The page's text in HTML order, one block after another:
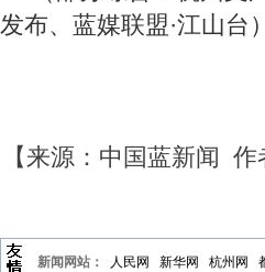
发布、蓝媒联盟·江山台）
【来源：中国蓝新闻
新闻网站： 人民网 新华网 杭州网